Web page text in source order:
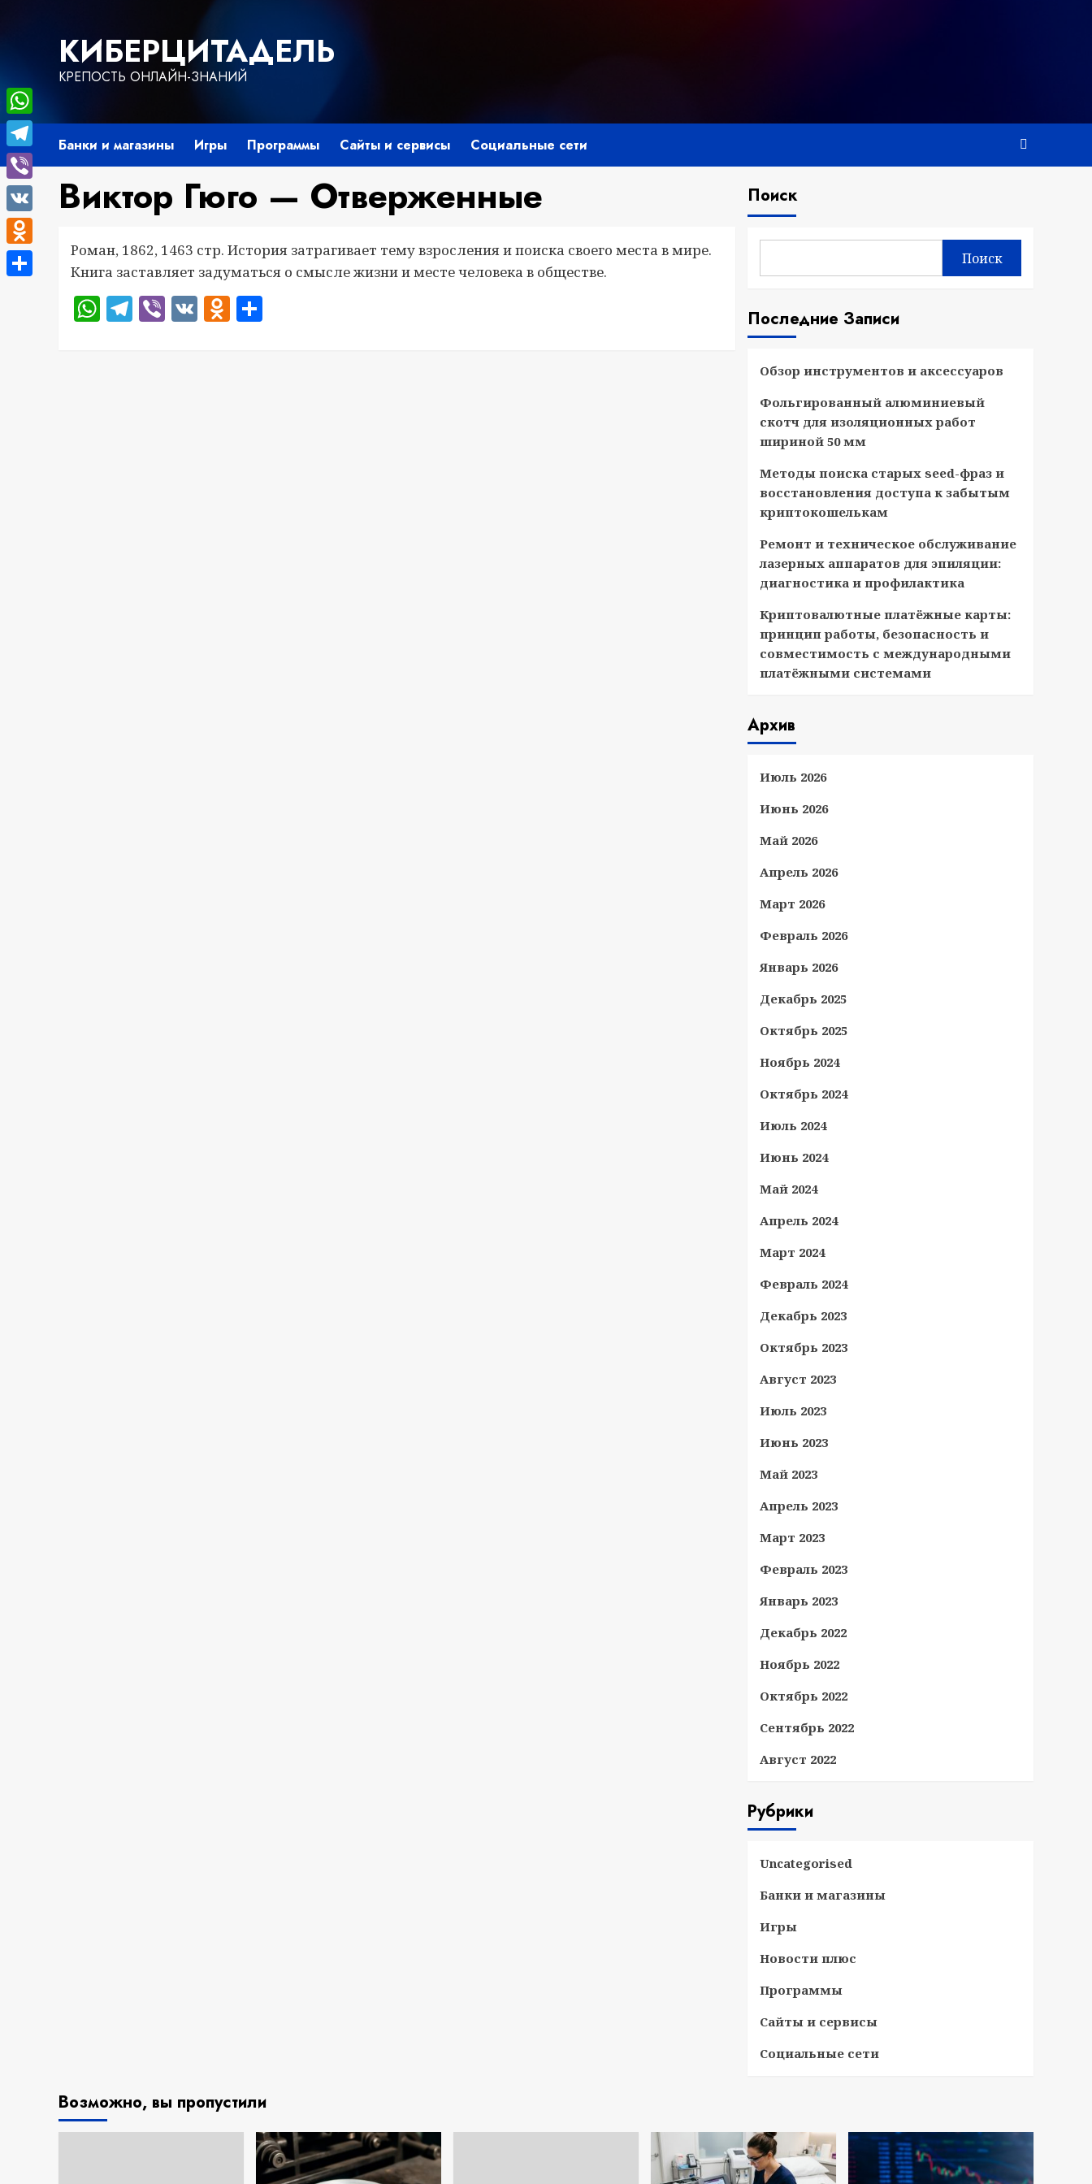
содержимомуКИБЕРЦИТАДЕЛЬ
КРЕПОСТЬ ОНЛАЙН-ЗНАНИЙ
Банки и магазины Игры Программы Сайты и сервисы Социальные сети
Виктор Гюго — Отверженные
Роман, 1862, 1463 стр. История затрагивает тему взросления и поиска своего места в мире.
Книга заставляет задуматься о смысле жизни и месте человека в обществе.
WhatsApp
Telegram
Viber
VKOdnoklassniki
Поиск
Поиск
Последние Записи
Обзор инструментов и аксессуаров
Фольгированный алюминиевый
скотч для изоляционных работ
шириной 50 мм
Методы поиска старых seed-фраз и
восстановления доступа к забытым
криптокошелькам
Ремонт и техническое обслуживание
лазерных аппаратов для эпиляции:
диагностика и профилактика
Криптовалютные платёжные карты:
принцип работы, безопасность и
совместимость с международными
платёжными системами
Архив
Июль 2026
Июнь 2026
Май 2026
Апрель 2026
Март 2026
Февраль 2026
Январь 2026
Декабрь 2025
Октябрь 2025
Ноябрь 2024
Октябрь 2024
Июль 2024
Июнь 2024
Май 2024
Апрель 2024
Март 2024
Февраль 2024
Декабрь 2023
Октябрь 2023
Август 2023
Июль 2023
Июнь 2023
Май 2023
Апрель 2023
Март 2023
Февраль 2023
Январь 2023
Декабрь 2022
Ноябрь 2022
Октябрь 2022
Сентябрь 2022
Август 2022
Рубрики
Uncategorised
Банки и магазины
Игры
Новости плюс
Программы
Сайты и сервисы
Социальные сети
Возможно, вы пропустили
WhatsApp
Telegram
Viber
VK
Odnoklassniki